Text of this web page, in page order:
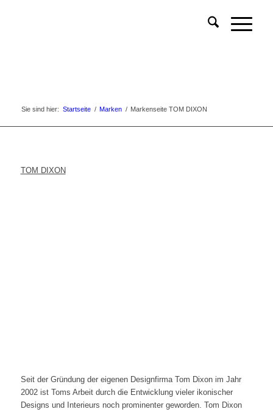
Sie sind hier: Startseite / Marken / Markenseite TOM DIXON
TOM DIXON
Seit der Gründung der eigenen Designfirma Tom Dixon im Jahr
2002 ist Toms Arbeit durch die Entwicklung vieler ikonischer
Designs und Interieurs noch prominenter geworden. Tom Dixon